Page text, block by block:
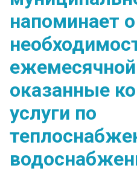
напоминает о
оказанные
услуги по